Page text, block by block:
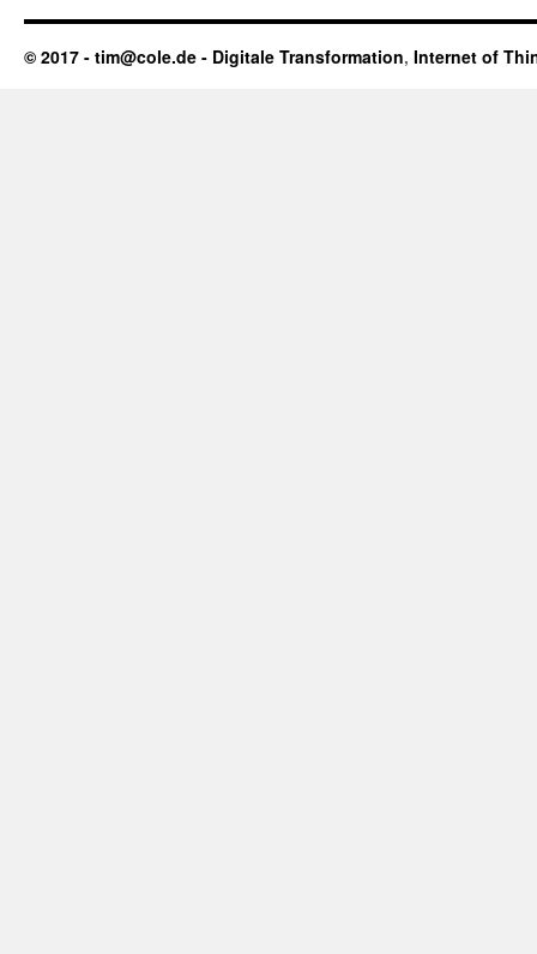
© 2017 - tim@cole.de - Digitale Transformation, Internet of